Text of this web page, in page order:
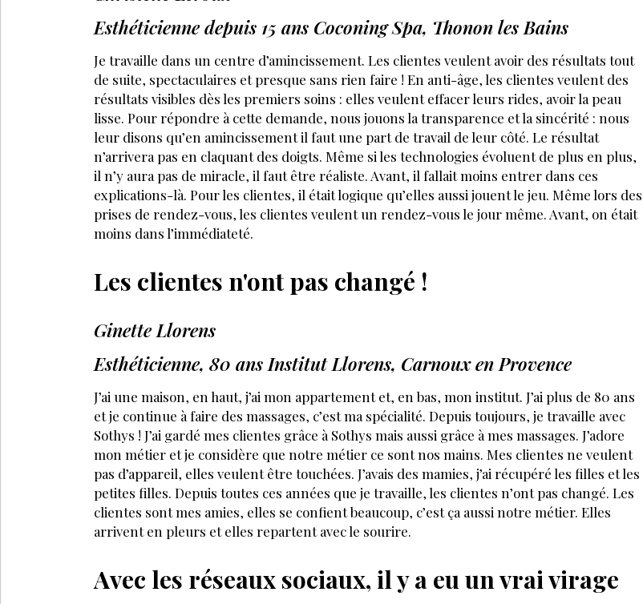
Esthéticienne depuis 15 ans Coconing Spa, Thonon les Bains
Je travaille dans un centre d’amincissement. Les clientes veulent avoir des résultats tout
de suite, spectaculaires et presque sans rien faire ! En anti-âge, les clientes veulent des
résultats visibles dès les premiers soins : elles veulent effacer leurs rides, avoir la peau
lisse. Pour répondre à cette demande, nous jouons la transparence et la sincérité : nous
leur disons qu’en amincissement il faut une part de travail de leur côté. Le résultat
n’arrivera pas en claquant des doigts. Même si les technologies évoluent de plus en plus,
il n’y aura pas de miracle, il faut être réaliste. Avant, il fallait moins entrer dans ces
explications-là. Pour les clientes, il était logique qu’elles aussi jouent le jeu. Même lors des
prises de rendez-vous, les clientes veulent un rendez-vous le jour même. Avant, on était
moins dans l’immédiateté.
Les clientes n'ont pas changé !
Ginette Llorens
Esthéticienne, 80 ans Institut Llorens, Carnoux en Provence
J’ai une maison, en haut, j’ai mon appartement et, en bas, mon institut. J’ai plus de 80 ans
et je continue à faire des massages, c’est ma spécialité. Depuis toujours, je travaille avec
Sothys ! J’ai gardé mes clientes grâce à Sothys mais aussi grâce à mes massages. J’adore
mon métier et je considère que notre métier ce sont nos mains. Mes clientes ne veulent
pas d’appareil, elles veulent être touchées. J’avais des mamies, j’ai récupéré les filles et les
petites filles. Depuis toutes ces années que je travaille, les clientes n’ont pas changé. Les
clientes sont mes amies, elles se confient beaucoup, c’est ça aussi notre métier. Elles
arrivent en pleurs et elles repartent avec le sourire.
Avec les réseaux sociaux, il y a eu un vrai virage